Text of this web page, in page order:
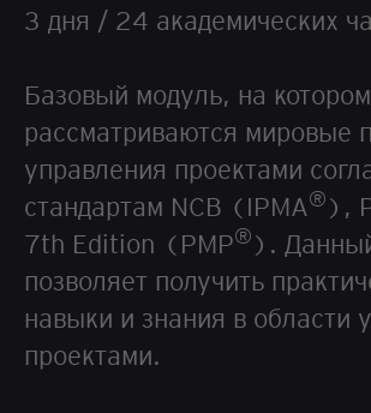
3 дня / 24 академических
Базовый модуль, на котором
рассматриваются мировые
управления проектами
стандартам NCB (IPMA®),
7th Edition (PMP®).
позволяет получить
навыки и знания в области
проектами.